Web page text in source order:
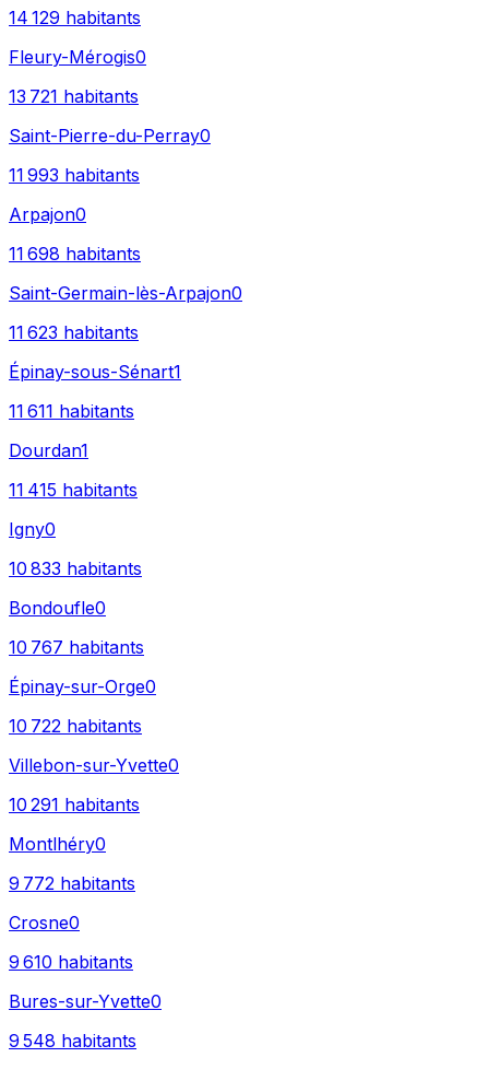
14 129 habitants
Fleury-Mérogis0
13 721 habitants
Saint-Pierre-du-Perray0
11 993 habitants
Arpajon0
11 698 habitants
Saint-Germain-lès-Arpajon0
11 623 habitants
Épinay-sous-Sénart1
11 611 habitants
Dourdan1
11 415 habitants
Igny0
10 833 habitants
Bondoufle0
10 767 habitants
Épinay-sur-Orge0
10 722 habitants
Villebon-sur-Yvette0
10 291 habitants
Montlhéry0
9 772 habitants
Crosne0
9 610 habitants
Bures-sur-Yvette0
9 548 habitants